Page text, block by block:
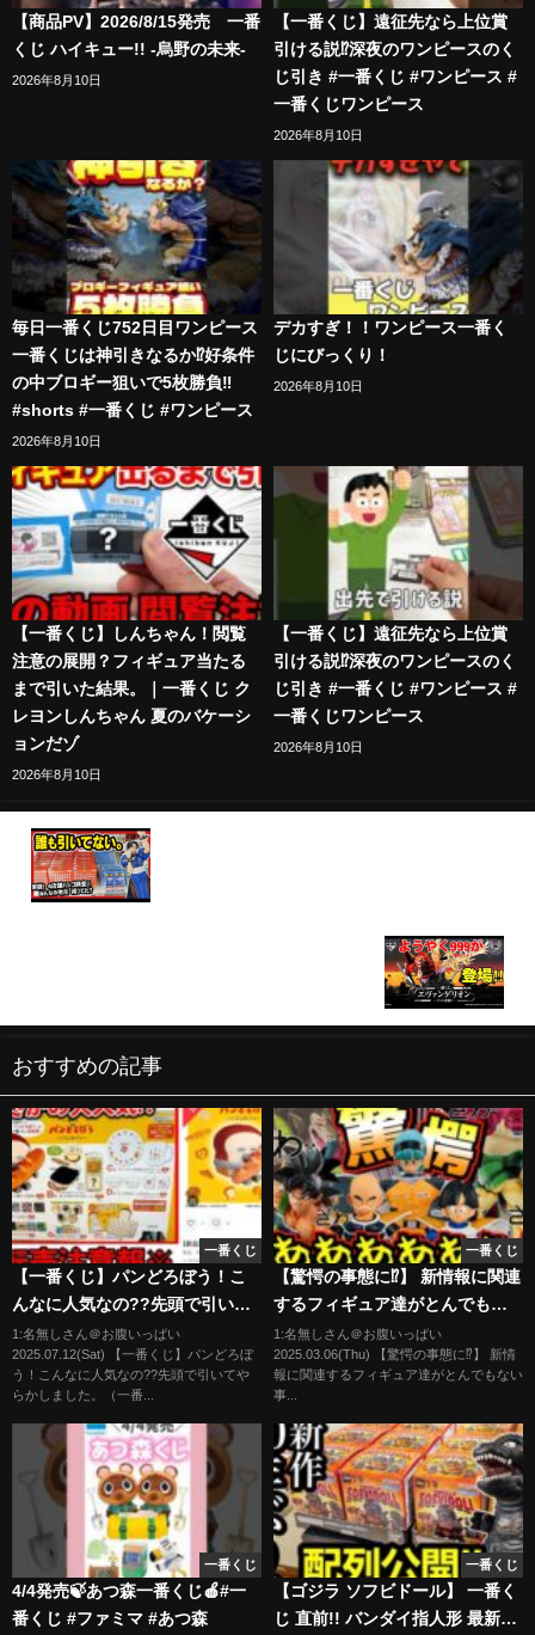
【商品PV】2026/8/15発売 一番
くじ ハイキュー!! -烏野の未来-
2026年8月10日
【一番くじ】遠征先なら上位賞
引ける説⁉︎深夜のワンピースのく
じ引き #一番くじ #ワンピース #
一番くじワンピース
2026年8月10日
毎日一番くじ752日目ワンピース
一番くじは神引きなるか⁉️好条件
の中ブロギー狙いで5枚勝負‼️
#shorts #一番くじ #ワンピース
2026年8月10日
デカすぎ！！ワンピース一番く
じにびっくり！
2026年8月10日
【一番くじ】しんちゃん！閲覧
注意の展開？フィギュア当たる
まで引いた結果。｜一番くじ ク
レヨンしんちゃん 夏のバケーシ
ョンだゾ
2026年8月10日
【一番くじ】遠征先なら上位賞
引ける説⁉︎深夜のワンピースのく
じ引き #一番くじ #ワンピース #
一番くじワンピース
2026年8月10日
おすすめの記事
一番くじ
【一番くじ】パンどろぼう！こ
んなに人気なの??先頭で引いて
やらかしました。（一番くじ、
一番賞、パンどろぼう）
1:名無しさん＠お腹いっぱい
2025.07.12(Sat) 【一番くじ】パンどろぼ
う！こんなに人気なの??先頭で引いてや
らかしました。（一番...
一番くじ
【驚愕の事態に⁉︎】 新情報に関連
するフィギュア達がとんでもな
い事に⁉︎ 一番くじ ドラゴンボー
ル ポルンガ 大猿バーダック 孫悟
空 ブルマ クリリン 孫悟飯 グラ
1:名無しさん＠お腹いっぱい
2025.03.06(Thu) 【驚愕の事態に⁉︎】 新情
報に関連するフィギュア達がとんでもない
事...
一番くじ
4/4発売🍃あつ森一番くじ🍎#一
番くじ #ファミマ #あつ森
一番くじ
【ゴジラ ソフビドール】 一番く
じ 直前!! バンダイ指人形 最新作